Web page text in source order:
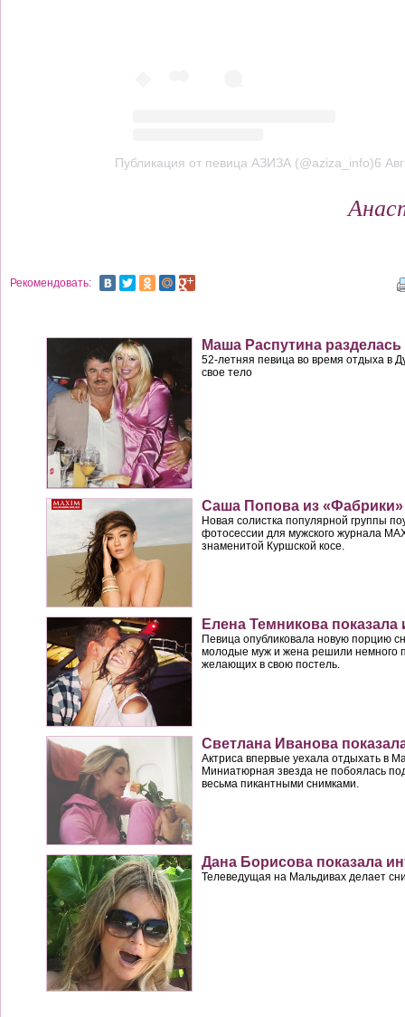
Публикация от певица АЗИЗА (@aziza_info)6
Рекомендовать:
Маша Распутина разделась
52-летняя певица во время отдыха в
свое тело
Саша Попова из «Фабрики»
Новая солистка популярной группы
фотосессии для мужского журнала
знаменитой Куршской косе.
Елена Темникова
Певица опубликовала новую порцию
молодые муж и жена решили немного
желающих в свою постель.
Светлана Иванова
Актриса впервые уехала отдыхать в
Миниатюрная звезда не побоялась
весьма пикантными снимками.
Дана Борисова показала
Телеведущая на Мальдивах делает